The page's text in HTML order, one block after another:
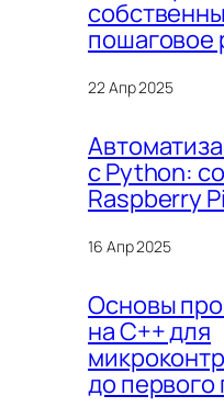
пошаговое
22 Апр 2025
с Python:
Raspberry
16 Апр 2025
Основы
на C++ для
до первого